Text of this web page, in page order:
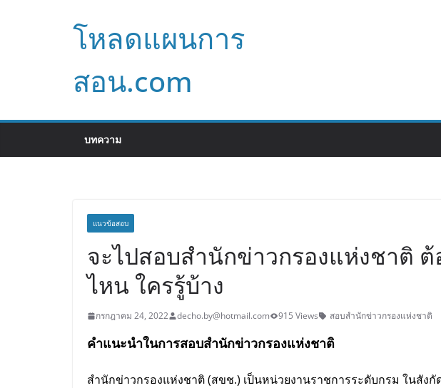
โหลดแผนการ
สอน.com
บทความ
แนวข้อสอบ
จะไปสอบสำนักข่าวกรองแห่งชาติ
ไหน ใครรู้บ้าง
กรกฎาคม 24, 2022 decho.by@hotmail.com 915 Views สอบสำนักข่าวกรองแห่งชาติ
คำแนะนำในการสอบสำนักข่าวกรองแห่งชาติ
สำนักข่าวกรองแห่งชาติ (สขช.) เป็นหน่วยงานราชการระดับกรม ในสัง